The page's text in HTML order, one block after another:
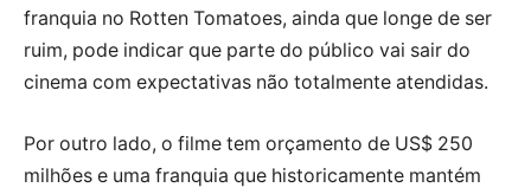
franquia no Rotten Tomatoes, ainda que longe de ser
ruim, pode indicar que parte do público vai sair do
cinema com expectativas não totalmente atendidas.
Por outro lado, o filme tem orçamento de US$ 250
milhões e uma franquia que historicamente mantém